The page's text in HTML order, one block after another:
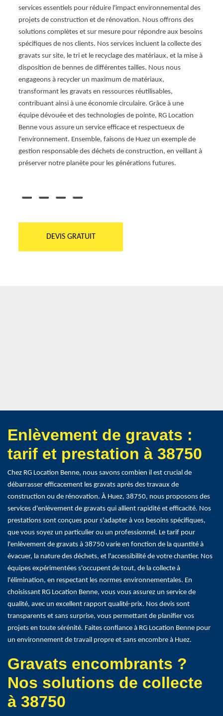
services essentiels pour réduire l'impact environnemental des
projets de construction et de rénovation. Nous offrons des
solutions complètes et sur mesure pour répondre aux besoins
spécifiques de nos clients. Nos services incluent la collecte des
gravats sur site, le tri et le recyclage des matériaux, et la mise à
disposition de bennes de différentes tailles. Nous nous
engageons à recycler un maximum de matériaux,
transformant les gravats en ressources réutilisables,
contribuant ainsi à une économie circulaire. Grâce à une
équipe dévouée et des technologies de pointe, RG Location
Benne vous assure un service efficace et respectueux de
l'environnement. Ensemble, faisons de Huez un exemple de
gestion responsable des déchets de construction, en veillant à
préserver notre planète pour les générations futures.
DEVIS GRATUIT
Enlèvement de gravats :
tarif et prestation à 38750
Chez RG Location Benne, nous savons combien il est crucial de
débarrasser efficacement les gravats après des travaux de
construction ou de rénovation. À Huez, 38750, nous proposons des
services d'enlèvement de gravats qui allient rapidité et efficacité. Nos
prestations sont conçues pour s'adapter à vos besoins spécifiques,
que vous soyez un particulier ou un professionnel. Le tarif pour
l'enlèvement de gravats à 38750 varie en fonction de la quantité à
évacuer, la nature des déchets, et l'accessibilité de votre chantier. Nos
équipes expérimentées s'occupent de tout, de la collecte à
l'élimination, en respectant les normes environnementales. En
choisissant RG Location Benne, vous vous assurez un service de
qualité, avec un excellent rapport qualité-prix. Nos devis sont
transparents et sans surprise, vous permettant de planifier vos
projets en toute sérénité. Faites confiance à RG Location Benne pour
un environnement de travail propre et sans encombre à Huez.
Gravats encombrants ?
Nos solutions de collecte
à 38750